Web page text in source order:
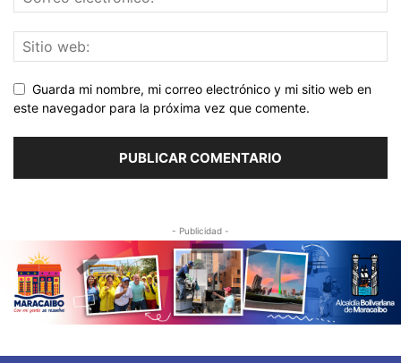
Guarda mi nombre, mi correo electrónico y mi sitio web en
este navegador para la próxima vez que comente.
- Publicidad -